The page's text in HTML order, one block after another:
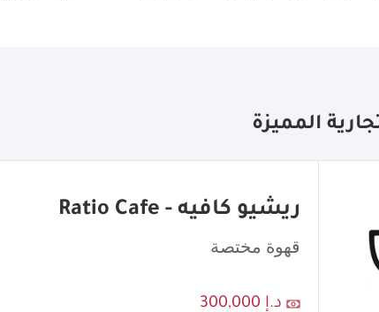
المميزة
ريشيو كافيه - Ratio Cafe
قهوة مختصة
د.إ 300,000